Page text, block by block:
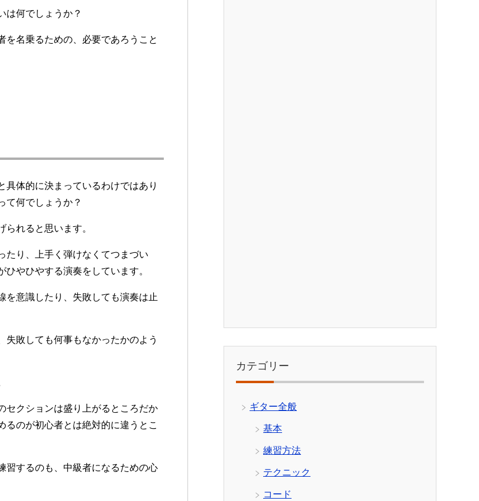
は何でしょうか？
を名乗るための、必要であろうこと
具体的に決まっているわけではあり
て何でしょうか？
れると思います。
たり、上手く弾けなくてつまづい
やひやする演奏をしています。
を意識したり、失敗しても演奏は止
敗しても何事もなかったかのよう
セクションは盛り上がるところだか
るのが初心者とは絶対的に違うとこ
習するのも、中級者になるための心
カテゴリー
ギター全般
基本
練習方法
テクニック
コード